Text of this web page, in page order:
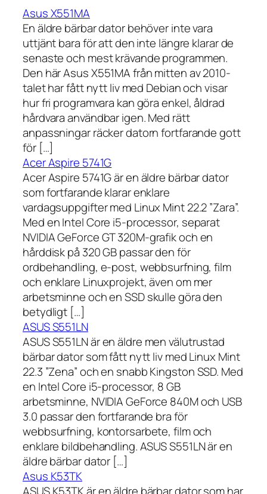
Asus X551MA
En äldre bärbar dator behöver inte vara
uttjänt bara för att den inte längre klarar de
senaste och mest krävande programmen.
Den här Asus X551MA från mitten av 2010-
talet har fått nytt liv med Debian och visar
hur fri programvara kan göra enkel, åldrad
hårdvara användbar igen. Med rätt
anpassningar räcker datorn fortfarande gott
för […]
Acer Aspire 5741G
Acer Aspire 5741G är en äldre bärbar dator
som fortfarande klarar enklare
vardagsuppgifter med Linux Mint 22.2 ”Zara”.
Med en Intel Core i5-processor, separat
NVIDIA GeForce GT 320M-grafik och en
hårddisk på 320 GB passar den för
ordbehandling, e-post, webbsurfning, film
och enklare Linuxprojekt, även om mer
arbetsminne och en SSD skulle göra den
betydligt […]
ASUS S551LN
ASUS S551LN är en äldre men välutrustad
bärbar dator som fått nytt liv med Linux Mint
22.3 ”Zena” och en snabb Kingston SSD. Med
en Intel Core i5-processor, 8 GB
arbetsminne, NVIDIA GeForce 840M och USB
3.0 passar den fortfarande bra för
webbsurfning, kontorsarbete, film och
enklare bildbehandling. ASUS S551LN är en
äldre bärbar dator […]
Asus K53TK
ASUS K53TK är en äldre bärbar dator som har